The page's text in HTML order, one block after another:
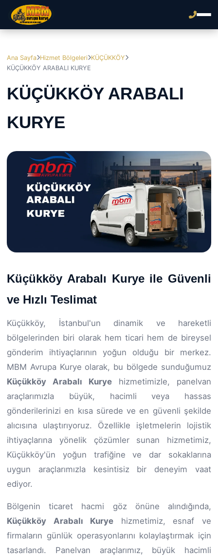
Ana Sayfa Hizmet Bölgeleri KÜÇÜKKÖY
KÜÇÜKKÖY ARABALI KURYE
KÜÇÜKKÖY ARABALI
KURYE
Küçükköy Arabalı Kurye ile Güvenli
ve Hızlı Teslimat
Küçükköy, İstanbul'un dinamik ve hareketli
bölgelerinden biri olarak hem ticari hem de bireysel
gönderim ihtiyaçlarının yoğun olduğu bir merkez.
MBM Avrupa Kurye olarak, bu bölgede sunduğumuz
Küçükköy Arabalı Kurye hizmetimizle, panelvan
araçlarımızla büyük, hacimli veya hassas
gönderilerinizi en kısa sürede ve en güvenli şekilde
alıcısına ulaştırıyoruz. Özellikle işletmelerin lojistik
ihtiyaçlarına yönelik çözümler sunan hizmetimiz,
Küçükköy'ün yoğun trafiğine ve dar sokaklarına
uygun araçlarımızla kesintisiz bir deneyim vaat
ediyor.
Bölgenin ticaret hacmi göz önüne alındığında,
Küçükköy Arabalı Kurye hizmetimiz, esnaf ve
firmaların günlük operasyonlarını kolaylaştırmak için
tasarlandı. Panelvan araçlarımız, büyük hacimli